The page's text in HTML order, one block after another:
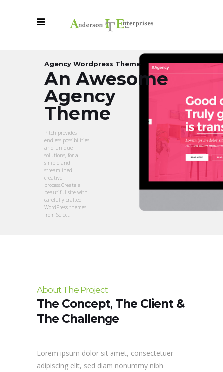
Agency Wordpress Theme
An Awesome
Agency
Theme
Pitch provides
endless possibilities
and unique
solutions, for a
simple and
streamlined
creative
process.Create a
beautiful site with
carefully crafted
WordPress themes
from Select.
About The Project
The Concept, The Client &
The Challenge
Lorem ipsum dolor sit amet, consectetuer
adipiscing elit, sed diam nonummy nibh